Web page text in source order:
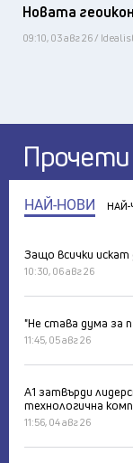
Новата
09:10, 03 авг 26 /
НАЙ-НОВИ НАЙ-
Защо всички
10:30, 06 авг 26
"Не става дума за
11:45, 05 авг 26
А1 затвърди
технологична
11:56, 04 авг 26